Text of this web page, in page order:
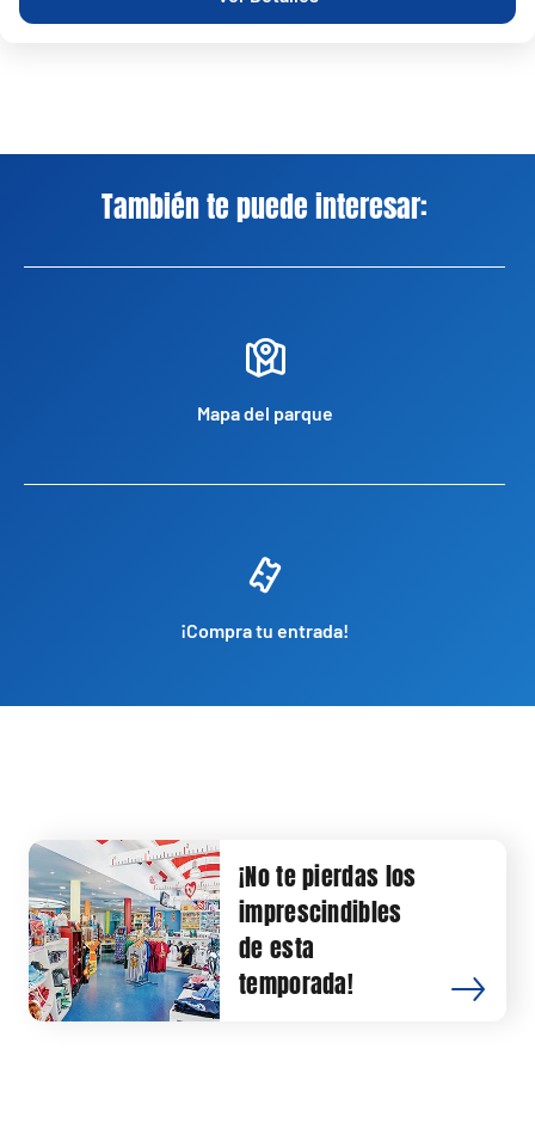
También te puede interesar:
Mapa del parque
¡Compra tu entrada!
¡No te pierdas los
imprescindibles
de esta
temporada!